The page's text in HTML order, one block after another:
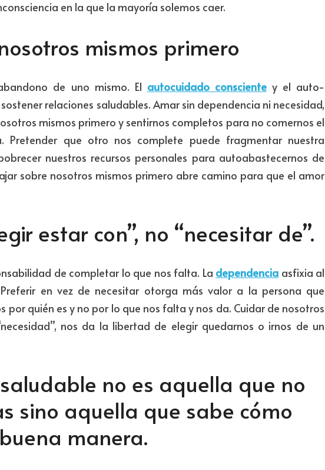
en la que la mayoría solemos caer.
mismos primero
de uno mismo. El autocuidado consciente y el auto-
relaciones saludables. Amar sin dependencia ni necesidad,
mismos primero y sentirnos completos para no comernos el
Pretender que otro nos complete puede fragmentar nuestra
nuestros recursos personales para autoabastecernos de
sobre nosotros mismos primero abre camino para que el amor
estar con”, no “necesitar de”.
de completar lo que nos falta. La dependencia asfixia al
en vez de necesitar otorga más valor a la persona que
por quién es y no por lo que nos falta y nos da. Cuidar de nosotros
nos da la libertad de elegir quedarnos o irnos de un
no es aquella que no
sino aquella que sabe cómo
manera.